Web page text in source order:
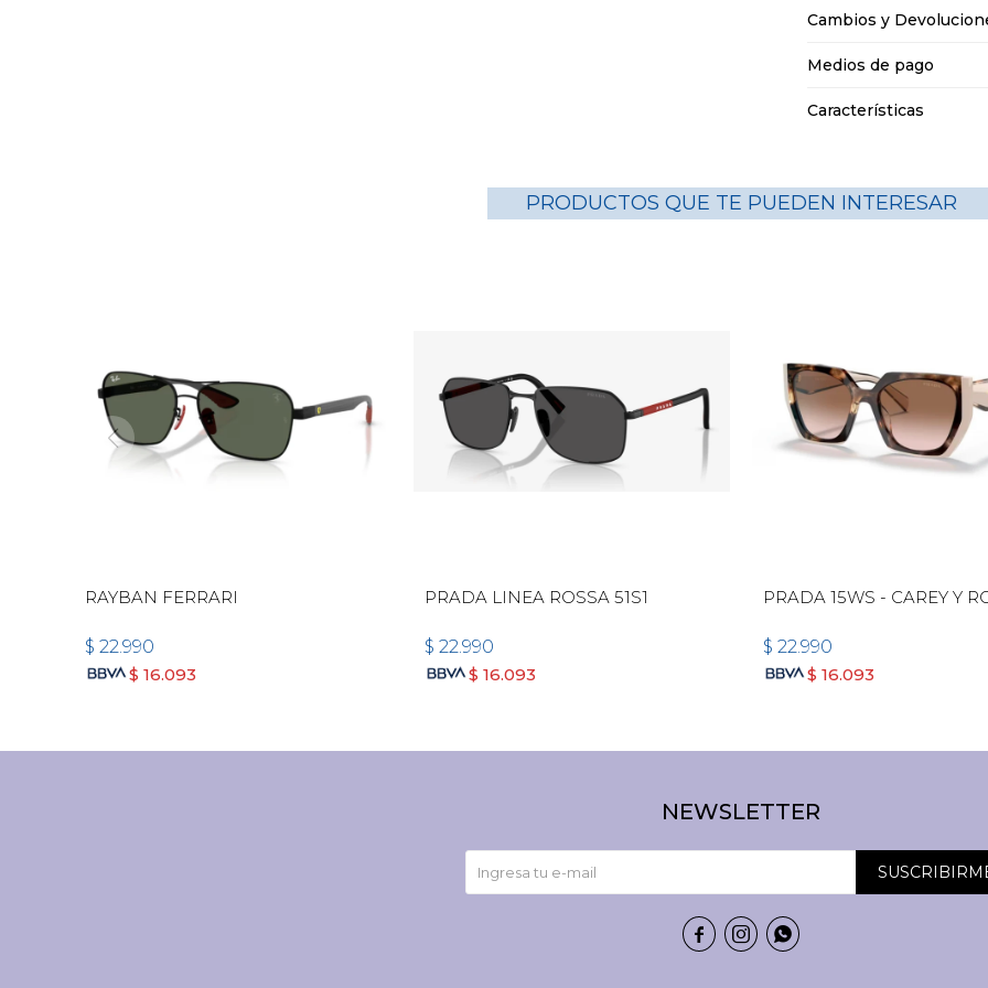
Cambios y
Medios de pago
Características
PRODUCTOS QUE TE PUEDEN INTERESAR
RAYBAN FERRARI
$ 22.990
$ 16.093
PRADA LINEA ROSSA 51S1
$ 22.990
$ 16.093
PRADA 15WS - CAREY Y
$ 22.990
$ 16.093
NEWSLETTER
  